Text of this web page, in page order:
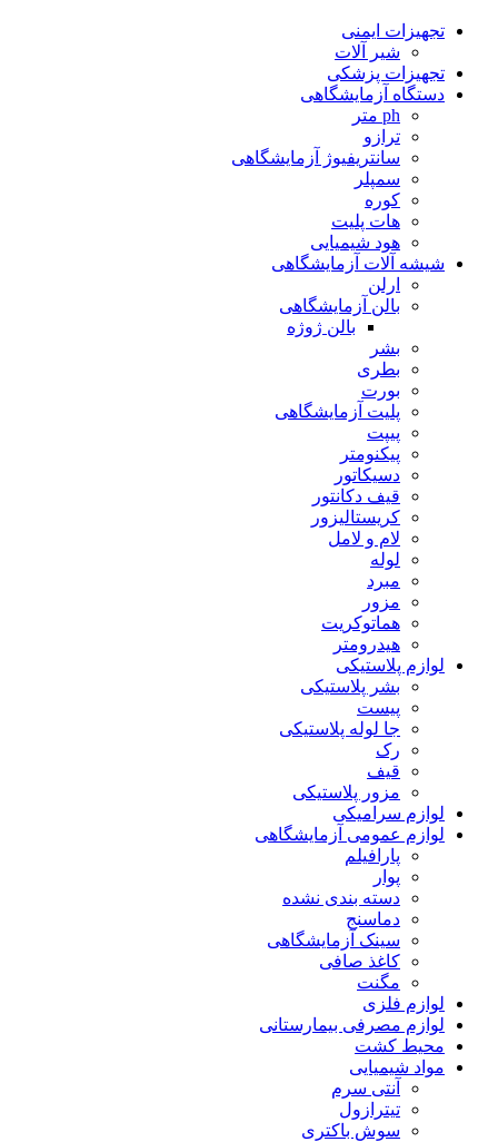
تجهیزات ایمنی
شیر آلات
تجهیزات پزشکی
دستگاه آزمایشگاهی
ph متر
ترازو
سانتریفیوژ آزمایشگاهی
سمپلر
کوره
هات پلیت
هود شیمیایی
شیشه آلات آزمایشگاهی
ارلن
بالن آزمایشگاهی
بالن ژوژه
بشر
بطری
بورت
پلیت آزمایشگاهی
پیپت
پیکنومتر
دسیکاتور
قیف دکانتور
کریستالیزور
لام و لامل
لوله
مبرد
مزور
هماتوکریت
هیدرومتر
لوازم پلاستیکی
بشر پلاستیکی
پیست
جا لوله پلاستیکی
رک
قیف
مزور پلاستیکی
لوازم سرامیکی
لوازم عمومی آزمایشگاهی
پارافیلم
پوار
دسته بندی نشده
دماسنج
سینک آزمایشگاهی
کاغذ صافی
مگنت
لوازم فلزی
لوازم مصرفی بیمارستانی
محیط کشت
مواد شیمیایی
آنتی سرم
تیترازول
سوش باکتری